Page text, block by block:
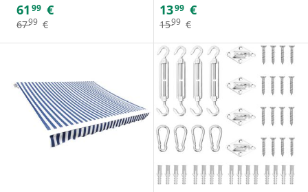
61 99 €
6799 €
1399 €
1599 €